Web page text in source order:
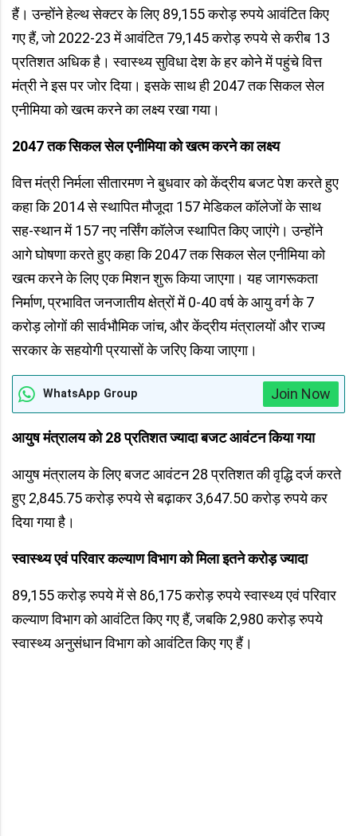
हैं। उन्होंने हेल्थ सेक्टर के लिए 89,155 करोड़ रुपये आवंटित किए
गए हैं, जो 2022-23 में आवंटित 79,145 करोड़ रुपये से करीब 13
प्रतिशत अधिक है। स्वास्थ्य सुविधा देश के हर कोने में पहुंचे वित्त
मंत्री ने इस पर जोर दिया। इसके साथ ही 2047 तक सिकल सेल
एनीमिया को खत्म करने का लक्ष्य रखा गया।
2047तक सिकल सेल एनीमिया को खत्म करने का लक्ष्य
वित्त मंत्री निर्मला सीतारमण ने बुधवार को केंद्रीय बजट पेश करते हुए
कहा कि 2014 से स्थापित मौजूदा 157 मेडिकल कॉलेजों के साथ
सह-स्थान में 157 नए नर्सिंग कॉलेज स्थापित किए जाएंगे। उन्होंने
आगे घोषणा करते हुए कहा कि 2047 तक सिकल सेल एनीमिया को
खत्म करने के लिए एक मिशन शुरू किया जाएगा। यह जागरूकता
निर्माण, प्रभावित जनजातीय क्षेत्रों में 0-40 वर्ष के आयु वर्ग के 7
करोड़ लोगों की सार्वभौमिक जांच, और केंद्रीय मंत्रालयों और राज्य
सरकार के सहयोगी प्रयासों के जरिए किया जाएगा।
WhatsApp Group Join Now
आयुष मंत्रालय को28प्रतिशत ज्यादा बजट आवंटन किया गया
आयुष मंत्रालय के लिए बजट आवंटन 28 प्रतिशत की वृद्धि दर्ज करते
हुए 2,845.75 करोड़ रुपये से बढ़ाकर 3,647.50 करोड़ रुपये कर
दिया गया है।
स्वास्थ्य एवं परिवार कल्याण विभाग को मिला इतने करोड़ ज्यादा
89,155 करोड़ रुपये में से 86,175 करोड़ रुपये स्वास्थ्य एवं परिवार
कल्याण विभाग को आवंटित किए गए हैं, जबकि 2,980 करोड़ रुपये
स्वास्थ्य अनुसंधान विभाग को आवंटित किए गए हैं।